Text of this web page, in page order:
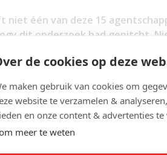
de cookies op deze
maken gebruik van cookies om
website te verzamelen &
en onze content & advertenties
meer te weten
één van deze 15
dit onderzoek had gepitcht.
dat dit Chinese laboratorium al
verborgen. Ralph Baric,
genoemde medewerker aan
of Virology al had